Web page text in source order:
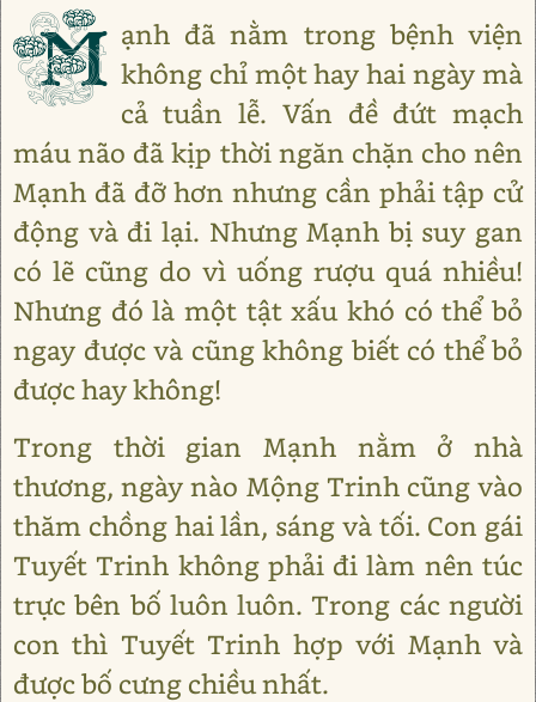
M ạnh đã nằm trong bệnh viện
không chỉ một hay hai ngày mà
cả tuần lễ. Vấn đề đứt mạch
máu não đã kịp thời ngăn chặn cho nên
Mạnh đã đỡ hơn nhưng cần phải tập cử
động và đi lại. Nhưng Mạnh bị suy gan
có lẽ cũng do vì uống rượu quá nhiều!
Nhưng đó là một tật xấu khó có thể bỏ
ngay được và cũng không biết có thể bỏ
được hay không!
Trong thời gian Mạnh nằm ở nhà
thương, ngày nào Mộng Trinh cũng vào
thăm chồng hai lần, sáng và tối. Con gái
Tuyết Trinh không phải đi làm nên túc
trực bên bố luôn luôn. Trong các người
con thì Tuyết Trinh hợp với Mạnh và
được bố cưng chiều nhất.